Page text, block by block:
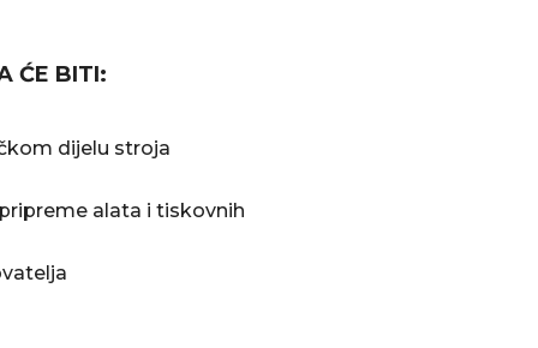
ĆE BITI:
dijelu stroja
alata i tiskovnih